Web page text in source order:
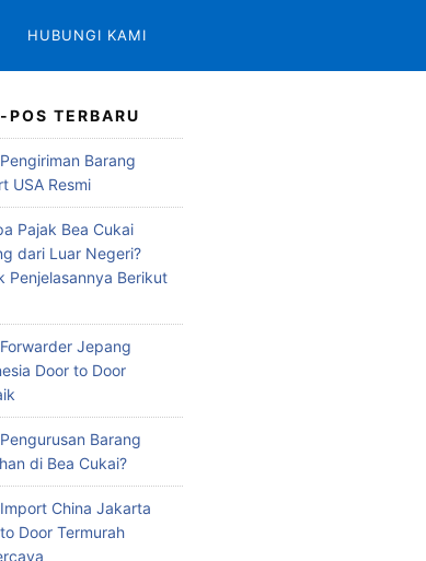
HUBUNGI KAMI
POS TERBARU
Barang
USA Resmi
Pajak Bea Cukai
dari Luar Negeri?
Penjelasannya Berikut
Jepang
Door to Door
Barang
di Bea Cukai?
China Jakarta
Door Termurah